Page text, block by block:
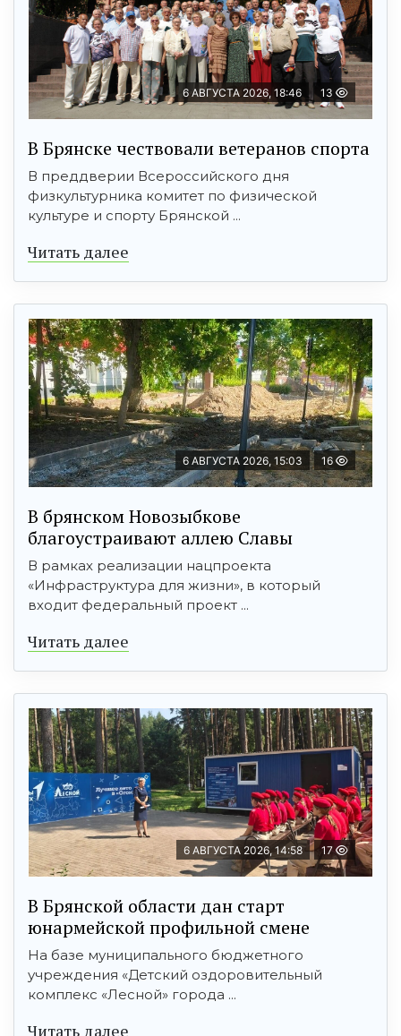
6 АВГУСТА 2026, 18:46 13
В Брянске чествовали ветеранов спорта
В преддверии Всероссийского дня
физкультурника комитет по физической
культуре и спорту Брянской ...
Читать далее
6 АВГУСТА 2026, 15:03 16
В брянском Новозыбкове
благоустраивают аллею Славы
В рамках реализации нацпроекта
«Инфраструктура для жизни», в который
входит федеральный проект ...
Читать далее
6 АВГУСТА 2026, 14:58 17
В Брянской области дан старт
юнармейской профильной смене
На базе муниципального бюджетного
учреждения «Детский оздоровительный
комплекс «Лесной» города ...
Читать далее